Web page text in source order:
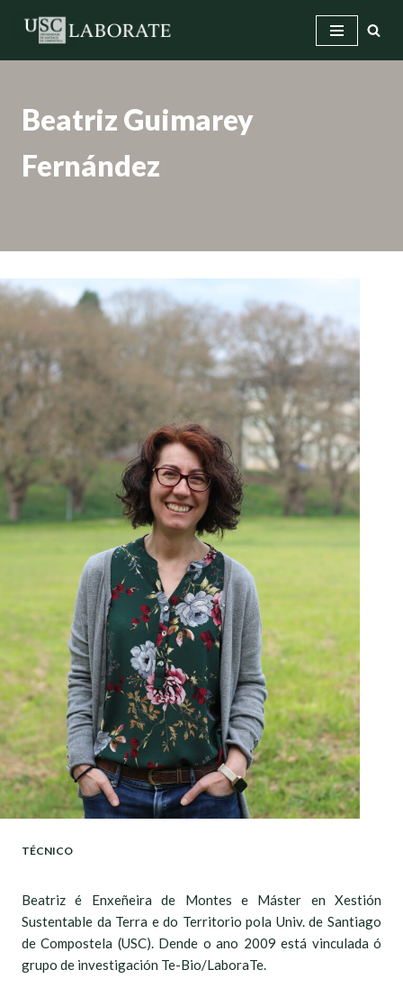
Saltar
Beatriz Guimarey
Fernández
TÉCNICO
Beatriz é Enxeñeira de Montes e Máster en Xestión
Sustentable da Terra e do Territorio pola Univ. de Santiago
de Compostela (USC). Dende o ano 2009 está vinculada ó
grupo de investigación Te-Bio/LaboraTe.